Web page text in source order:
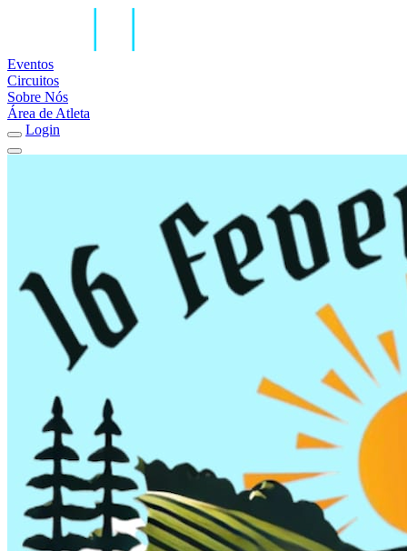
Eventos
Circuitos
Sobre Nós
Área de Atleta
Login